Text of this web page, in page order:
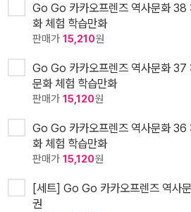
Go Go 카카오프렌즈 역사문화 38
화 체험 학습만화
판매가 15,210원
Go Go 카카오프렌즈 역사문화 37
문화 체험 학습만화
판매가 15,120원
Go Go 카카오프렌즈 역사문화 36
화 체험 학습만화
판매가 15,120원
[세트] Go Go 카카오프렌즈 역사
권